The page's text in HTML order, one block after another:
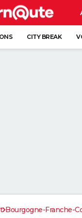
CITY BREAK
Bourgogne-Franche-